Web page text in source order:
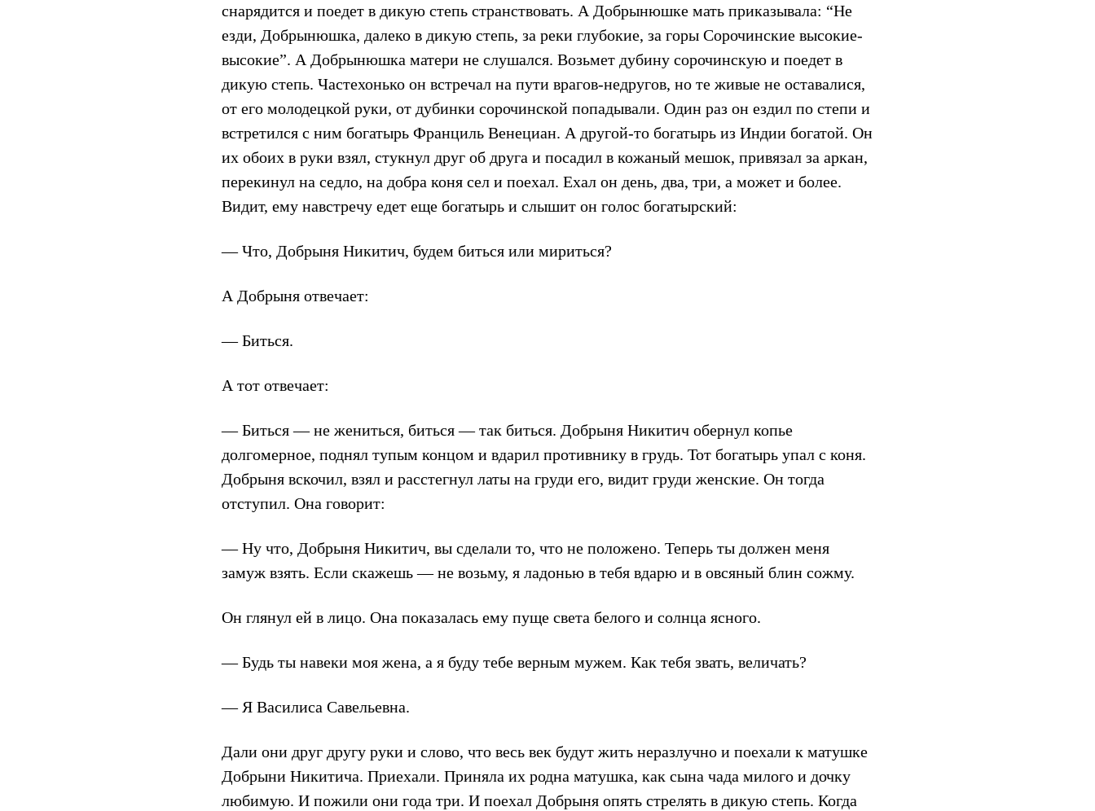
снарядится и поедет в дикую степь странствовать. А Добрынюшке мать приказывала: “Не
езди, Добрынюшка, далеко в дикую степь, за реки глубокие, за горы Сорочинские высокие-
высокие”. А Добрынюшка матери не слушался. Возьмет дубину сорочинскую и поедет в
дикую степь. Частехонько он встречал на пути врагов-недругов, но те живые не оставалися,
от его молодецкой руки, от дубинки сорочинской попадывали. Один раз он ездил по степи и
встретился с ним богатырь Франциль Венециан. А другой-то богатырь из Индии богатой. Он
их обоих в руки взял, стукнул друг об друга и посадил в кожаный мешок, привязал за аркан,
перекинул на седло, на добра коня сел и поехал. Ехал он день, два, три, а может и более.
Видит, ему навстречу едет еще богатырь и слышит он голос богатырский:
— Что, Добрыня Никитич, будем биться или мириться?
А Добрыня отвечает:
— Биться.
А тот отвечает:
— Биться — не жениться, биться — так биться. Добрыня Никитич обернул копье
долгомерное, поднял тупым концом и вдарил противнику в грудь. Тот богатырь упал с коня.
Добрыня вскочил, взял и расстегнул латы на груди его, видит груди женские. Он тогда
отступил. Она говорит:
— Ну что, Добрыня Никитич, вы сделали то, что не положено. Теперь ты должен меня
замуж взять. Если скажешь — не возьму, я ладонью в тебя вдарю и в овсяный блин сожму.
Он глянул ей в лицо. Она показалась ему пуще света белого и солнца ясного.
— Будь ты навеки моя жена, а я буду тебе верным мужем. Как тебя звать, величать?
— Я Василиса Савельевна.
Дали они друг другу руки и слово, что весь век будут жить неразлучно и поехали к матушке
Добрыни Никитича. Приехали. Приняла их родна матушка, как сына чада милого и дочку
любимую. И пожили они года три. И поехал Добрыня опять стрелять в дикую степь. Когда